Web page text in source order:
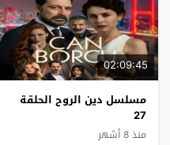
02:09:45
مسلسل دين الروح الحلقة
27
منذ 8 أشهر